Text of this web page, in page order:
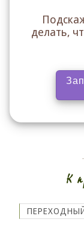
делать,
К